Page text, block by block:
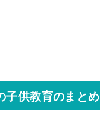
子供教育のまとめ